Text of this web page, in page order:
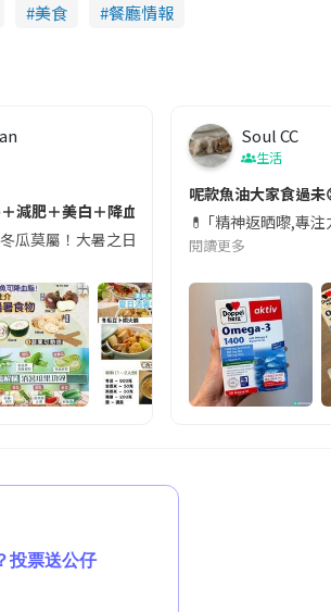
美食 餐廳情報
中的行動電源。一名旅客日前在機場安檢
減肥＋美白＋降血脂
瓜莫屬！大暑之日，點都要飲碗冬瓜湯消暑
Soul CC
生活
呢款魚油大家食過未
💊 ｢精神返晒嚟,專
閱讀更多